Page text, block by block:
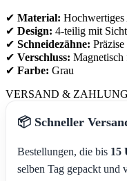
✔ Material:
✔ Design: 4-teilig mit
✔ Schneidezähne:
✔ Verschluss: Magnetisch
✔ Farbe: Grau
VERSAND &
📦 Schneller
Bestellungen, die bis 15
selben Tag gepackt und